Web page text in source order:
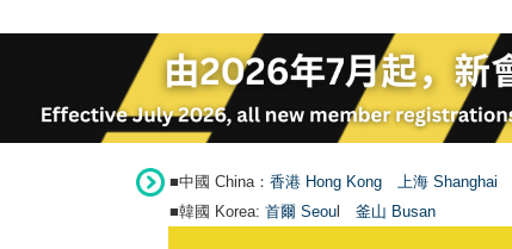
■中國 China： 香港 Hong Kong 上海 Shanghai
■韓國 Korea: 首爾 Seou 釜山 Busan